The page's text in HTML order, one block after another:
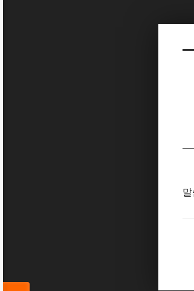
Sketchbook5, 스케치
Sketchbook5, 스케치